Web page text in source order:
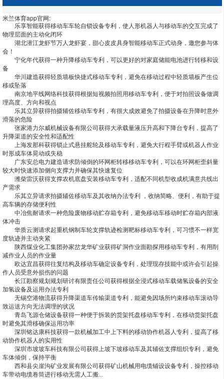
米兰体育app官网:
乐享智能获得移动车车轮自锁设备专利，使人形机器人与移动车的交互完成了
物理层面的主动化闭环
湖北潜江龙虾节万人龙虾宴，甜心皮皮具身智能移动车正式动身，邀您参与体
会！
宁化年代获得一种升降移动车专利，可以更好的对家庭储能电池进行转移和设
备
华川建造获得轻质墙板快捷式移动车专利，避免在移动过程中轻质墙板产生位
移或坠落
南京地平线网络科技获得根据短视频拍照用移动车专利，便于对拍照设备做调
理高度、方向和视点
乐其立异获得拍摄辅佐移动车专利，有很大成效避免了拍摄设备在升降时意外
滑落的危险
张家港力尔威机械设备有限公司获得大承载量液压升高和下降台专利，提高了
升降渠道的安全性和适配性
上海发那科获得锁止式悬挂舵轮及移动车专利，避免大行程手臂或机器人作业
时形成车体晃动或失稳
广东安总电力建造请求防倾倒的环网柜转移移动车专利，可以在环网柜歪斜量
较大时快速添加侧向支撑力并确保其快速复位
潍柴雷沃获得支撑农机底盘安装移动车专利，适配不同机型收成机满意共线出
产需求
乐其立异请求拍摄辅佐移动车及其收纳办法专利 ，收纳简略、便利，有助于提
高车辆的存储便利性
中冶焦耐请求一种危险废物移动贮存箱专利，避免移动车移动时贮存箱内部液
体冲击
华质云测请求起重机钢制车轮支撑轨迹检测靶标移动车专利，可习惯不一样宽
度轨迹并主动夹紧
陕西煤业化工集团孙家岔龙华矿业获得矿洞作业面勘探用移动车专利，有用削
减作业人员的作业量
欧达宜昌获得往复结构及移动车确定设备专利，处理现存技能中或许会引起操
作人员受意外损伤的问题
长江勘察规划规划研讨有限责任公司获得根据全浸式移动车载储氢设备的安全
加氢设备及运用办法专利
无锡空港物流获得升降渠道车传输渠道专利，能避免因场所约束移动车滚动导
致运送方向无法调理的状况
青岛飞源仓储设备获得一种便于拆装的货架托盘移动车专利，在移动货架托盘
时避免其滑移确保运用功率
深圳铭达康科技获得一款机械加工中上下料的移动协作机器人专利，提高了移
动协作机器人的实用性
深圳市坡坡车科技有限公司获得上坡下坡移动车及其辅佐支撑组织专利，避免
车体倾倒，保持平衡
西和县尖崖沟矿业发展有限公司获得矿山机械用电缆铺设设备专利，操控移动
车带动电缆卷筒进行移动无需人工搬...